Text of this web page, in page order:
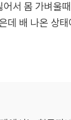
서 몸 가벼울
데 배 나온 상